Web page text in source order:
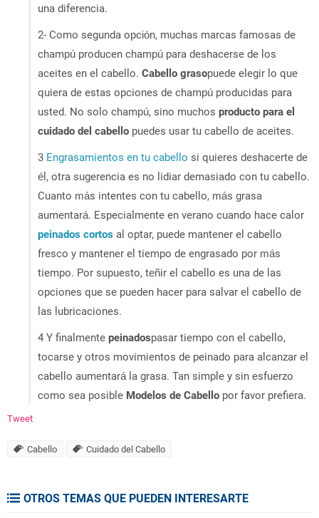
una diferencia.
2- Como segunda opción, muchas marcas famosas de
champú producen champú para deshacerse de los
aceites en el cabello. Cabello grasopuede elegir lo que
quiera de estas opciones de champú producidas para
usted. No solo champú, sino muchos producto para el
cuidado del cabello puedes usar tu cabello de aceites.
3 Engrasamientos en tu cabello si quieres deshacerte de
él, otra sugerencia es no lidiar demasiado con tu cabello.
Cuanto más intentes con tu cabello, más grasa
aumentará. Especialmente en verano cuando hace calor
peinados cortos al optar, puede mantener el cabello
fresco y mantener el tiempo de engrasado por más
tiempo. Por supuesto, teñir el cabello es una de las
opciones que se pueden hacer para salvar el cabello de
las lubricaciones.
4 Y finalmente peinadospasar tiempo con el cabello,
tocarse y otros movimientos de peinado para alcanzar el
cabello aumentará la grasa. Tan simple y sin esfuerzo
como sea posible Modelos de Cabello por favor prefiera.
Tweet
Cabello Cuidado del Cabello
OTROS TEMAS QUE PUEDEN INTERESARTE